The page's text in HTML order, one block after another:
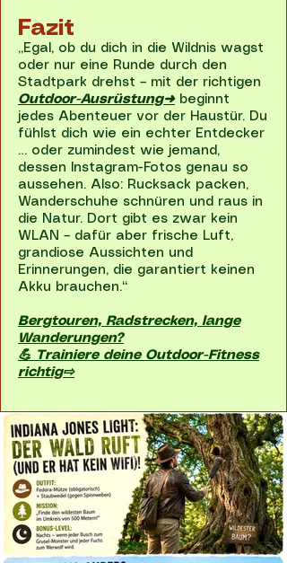
Fazit
„Egal, ob du dich in die Wildnis wagst
oder nur eine Runde durch den
Stadtpark drehst – mit der richtigen
Outdoor-Ausrüstung➜beginnt
jedes Abenteuer vor der Haustür. Du
fühlst dich wie ein echter Entdecker
… oder zumindest wie jemand,
dessen Instagram-Fotos genau so
aussehen. Also: Rucksack packen,
Wanderschuhe schnüren und raus in
die Natur. Dort gibt es zwar kein
WLAN – dafür aber frische Luft,
grandiose Aussichten und
Erinnerungen, die garantiert keinen
Akku brauchen.“
Bergtouren, Radstrecken, lange
Wanderungen?
💪 Trainiere deine Outdoor-Fitness
richtig⇨